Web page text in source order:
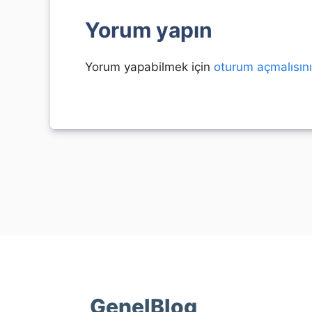
Yorum yapın
Yorum yapabilmek için oturum
GenelBlog